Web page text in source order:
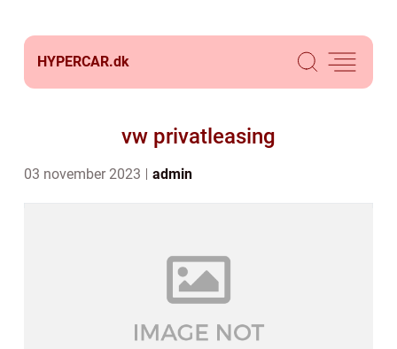
HYPERCAR.dk
vw privatleasing
03 november 2023 admin